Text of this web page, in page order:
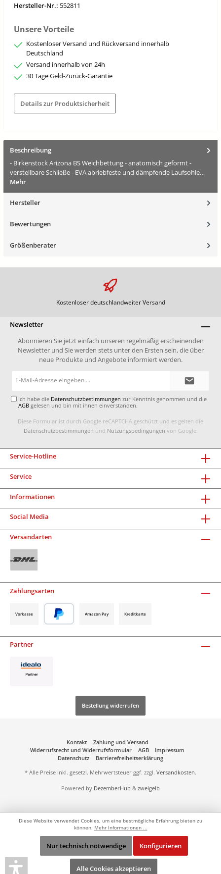
Hersteller-Nr.: 552811
Unsere Vorteile
Kostenloser Versand und Rückversand innerhalb
Deutschland
Versand innerhalb von 24h
30 Tage Geld-Zurück-Garantie
Details zur Produktsicherheit
Beschreibung
- Birkenstock Arizona BS Weichbettung - anatomisch geformt -
verstellbare Schließe - EVA abriebfeste und dämpfende Laufsohle…
Mehr
Hersteller
Bewertungen
Größenberater
Kostenloser deutschlandweiter Versand
Newsletter
Abonnieren Sie jetzt einfach unseren regelmäßig erscheinenden
Newsletter und Sie werden stets unter den Ersten sein, die über
neue Produkte und Angebote informiert werden.
Ich habe die Datenschutzbestimmungen zur Kenntnis genommen und die
AGB gelesen und bin mit ihnen einverstanden.
Diese Formular ist durch Google reCAPTCHA geschützt und es gelten die
Datenschutzbestimmungen und Nutzungsbedingungen von Google.
Service-Hotline
Service
Informationen
Social Media
Versandarten
Zahlungsarten
Vorkasse Amazon Pay Kreditkarte
Partner
Bestellung widerrufen
Kontakt
Zahlung und Versand
Widerrufsrecht und Widerrufsformular
AGB
Impressum
Datenschutz
Barrierefreiheitserklärung
* Alle Preise inkl. gesetzl. Mehrwertsteuer ggf. zzgl. Versandkosten.
Powered by DezemberHub & zweigelb
Diese Website verwendet Cookies, um eine bestmögliche Erfahrung bieten zu
können. Mehr Informationen ...
Nur technisch notwendige Konfigurieren
Alle Cookies akzeptieren